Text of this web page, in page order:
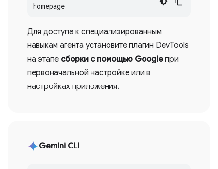
homepage
Для доступа к специализированным
навыкам агента установите плагин DevTools
на этапе сборки с помощью Google при
первоначальной настройке или в
настройках приложения.
Gemini CLI